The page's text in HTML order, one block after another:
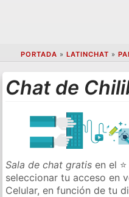
PORTADA » LATINCHAT »
Chat de
Sala de chat gratis en el
seleccionar tu acceso en
Celular, en función de tu